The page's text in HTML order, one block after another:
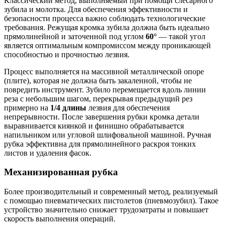
зубила и молотка. Для обеспечения эффективности и
безопасности процесса важно соблюдать технологические
требования. Режущая кромка зубила должна быть идеально
прямолинейной и заточенной под углом 60° — такой угол
является оптимальным компромиссом между проникающей
способностью и прочностью лезвия.
Процесс выполняется на массивной металлической опоре
(плите), которая не должна быть закаленной, чтобы не
повредить инструмент. Зубило перемещается вдоль линии
реза с небольшим шагом, перекрывая предыдущий рез
примерно на 1/4 длины лезвия для обеспечения
непрерывности. После завершения рубки кромка детали
выравнивается киянкой и финишно обрабатывается
напильником или угловой шлифовальной машиной. Ручная
рубка эффективна для прямолинейного раскроя тонких
листов и удаления фасок.
Механизированная рубка
Более производительный и современный метод, реализуемый
с помощью пневматических пистолетов (пневмозубил). Такое
устройство значительно снижает трудозатраты и повышает
скорость выполнения операций.